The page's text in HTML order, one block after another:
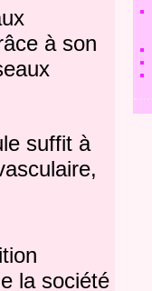
à son
suffit à
la société